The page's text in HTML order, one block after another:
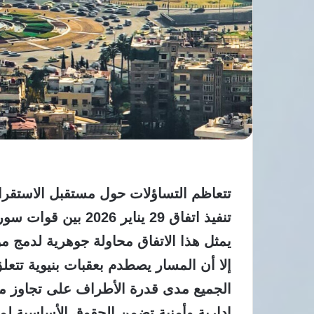
تتعاظم التساؤلات حول مستقبل
تنفيذ اتفاق 29
يمثل هذا الاتفاق محاولة جوهرية
إلا أن المسار يصطدم بعقبات بنيوية
الجميع مدى قدرة الأطراف على تجاوز